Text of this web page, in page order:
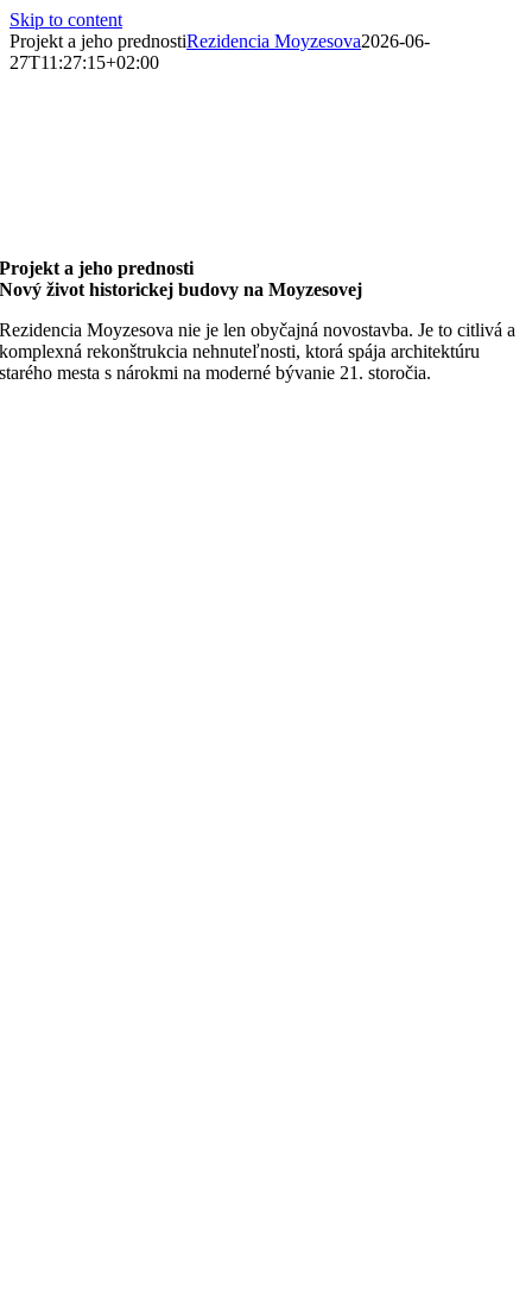
Skip to content
Projekt a jeho prednostiRezidencia Moyzesova2026-06-
27T11:27:15+02:00
Projekt a jeho prednosti
Nový život historickej budovy na Moyzesovej
Rezidencia Moyzesova nie je len obyčajná novostavba. Je to citlivá a
komplexná rekonštrukcia nehnuteľnosti, ktorá spája architektúru
starého mesta s nárokmi na moderné bývanie 21. storočia.